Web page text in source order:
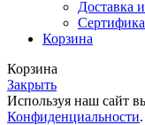
Доставка
Корзина
Корзина
Закрыть
Используя наш сайт
Конфиденциальности.